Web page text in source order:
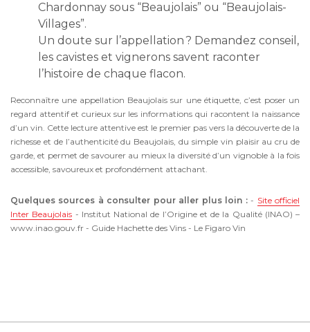
Chardonnay sous “Beaujolais” ou “Beaujolais-
Villages”.
Un doute sur l’appellation ? Demandez conseil,
les cavistes et vignerons savent raconter
l’histoire de chaque flacon.
Reconnaître une appellation Beaujolais sur une étiquette, c’est poser un
regard attentif et curieux sur les informations qui racontent la naissance
d’un vin. Cette lecture attentive est le premier pas vers la découverte de la
richesse et de l’authenticité du Beaujolais, du simple vin plaisir au cru de
garde, et permet de savourer au mieux la diversité d’un vignoble à la fois
accessible, savoureux et profondément attachant.
Quelques sources à consulter pour aller plus loin :- Site officiel
Inter Beaujolais - Institut National de l’Origine et de la Qualité (INAO) –
www.inao.gouv.fr - Guide Hachette des Vins - Le Figaro Vin